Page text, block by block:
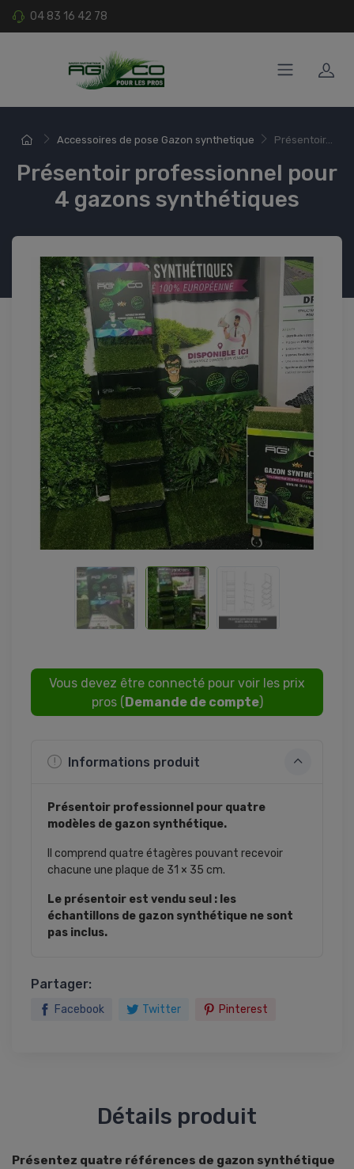
04 83 16 42 78
Accessoires de pose Gazon synthetique Présentoir...
Présentoir professionnel pour
4 gazons synthétiques
Vous devez être connecté pour voir les prix
pros (Demande de compte)
Informations produit
Présentoir professionnel pour quatre
modèles de gazon synthétique.
Il comprend quatre étagères pouvant recevoir
chacune une plaque de 31 × 35 cm.
Le présentoir est vendu seul : les
échantillons de gazon synthétique ne sont
pas inclus.
Partager:
Facebook Twitter Pinterest
Détails produit
Présentez quatre références de gazon synthétique